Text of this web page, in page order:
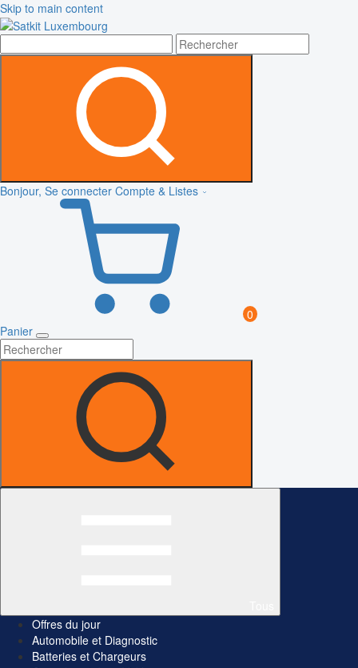
Skip to main content
Bonjour, Se connecter Compte & Listes
0
Panier
Offres du jour
Automobile et Diagnostic
Batteries et Chargeurs